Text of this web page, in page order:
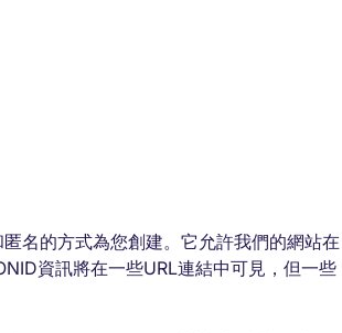
名的方式為您創建。它允許我們的網站在
資訊將在一些URL連結中可見，但一些